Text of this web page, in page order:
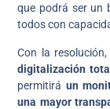
que podrá ser un
todos con
Con la resolución,
digitalización
permitirá un
una mayor